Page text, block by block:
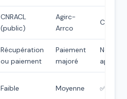
CNRACL
(public)
Agirc-
Arrco
Récupération
ou paiement
Paiement
majoré
Non
Faible Moyenne ✅ Forte